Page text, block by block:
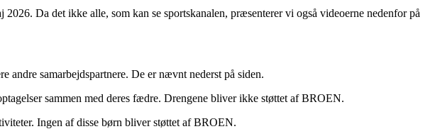
Da det ikke alle, som kan se sportskanalen, præsenterer vi også videoerne nedenfor på
samarbejdspartnere. De er nævnt nederst på siden.
sammen med deres fædre. Drengene bliver ikke støttet af BROEN.
Ingen af disse børn bliver støttet af BROEN.